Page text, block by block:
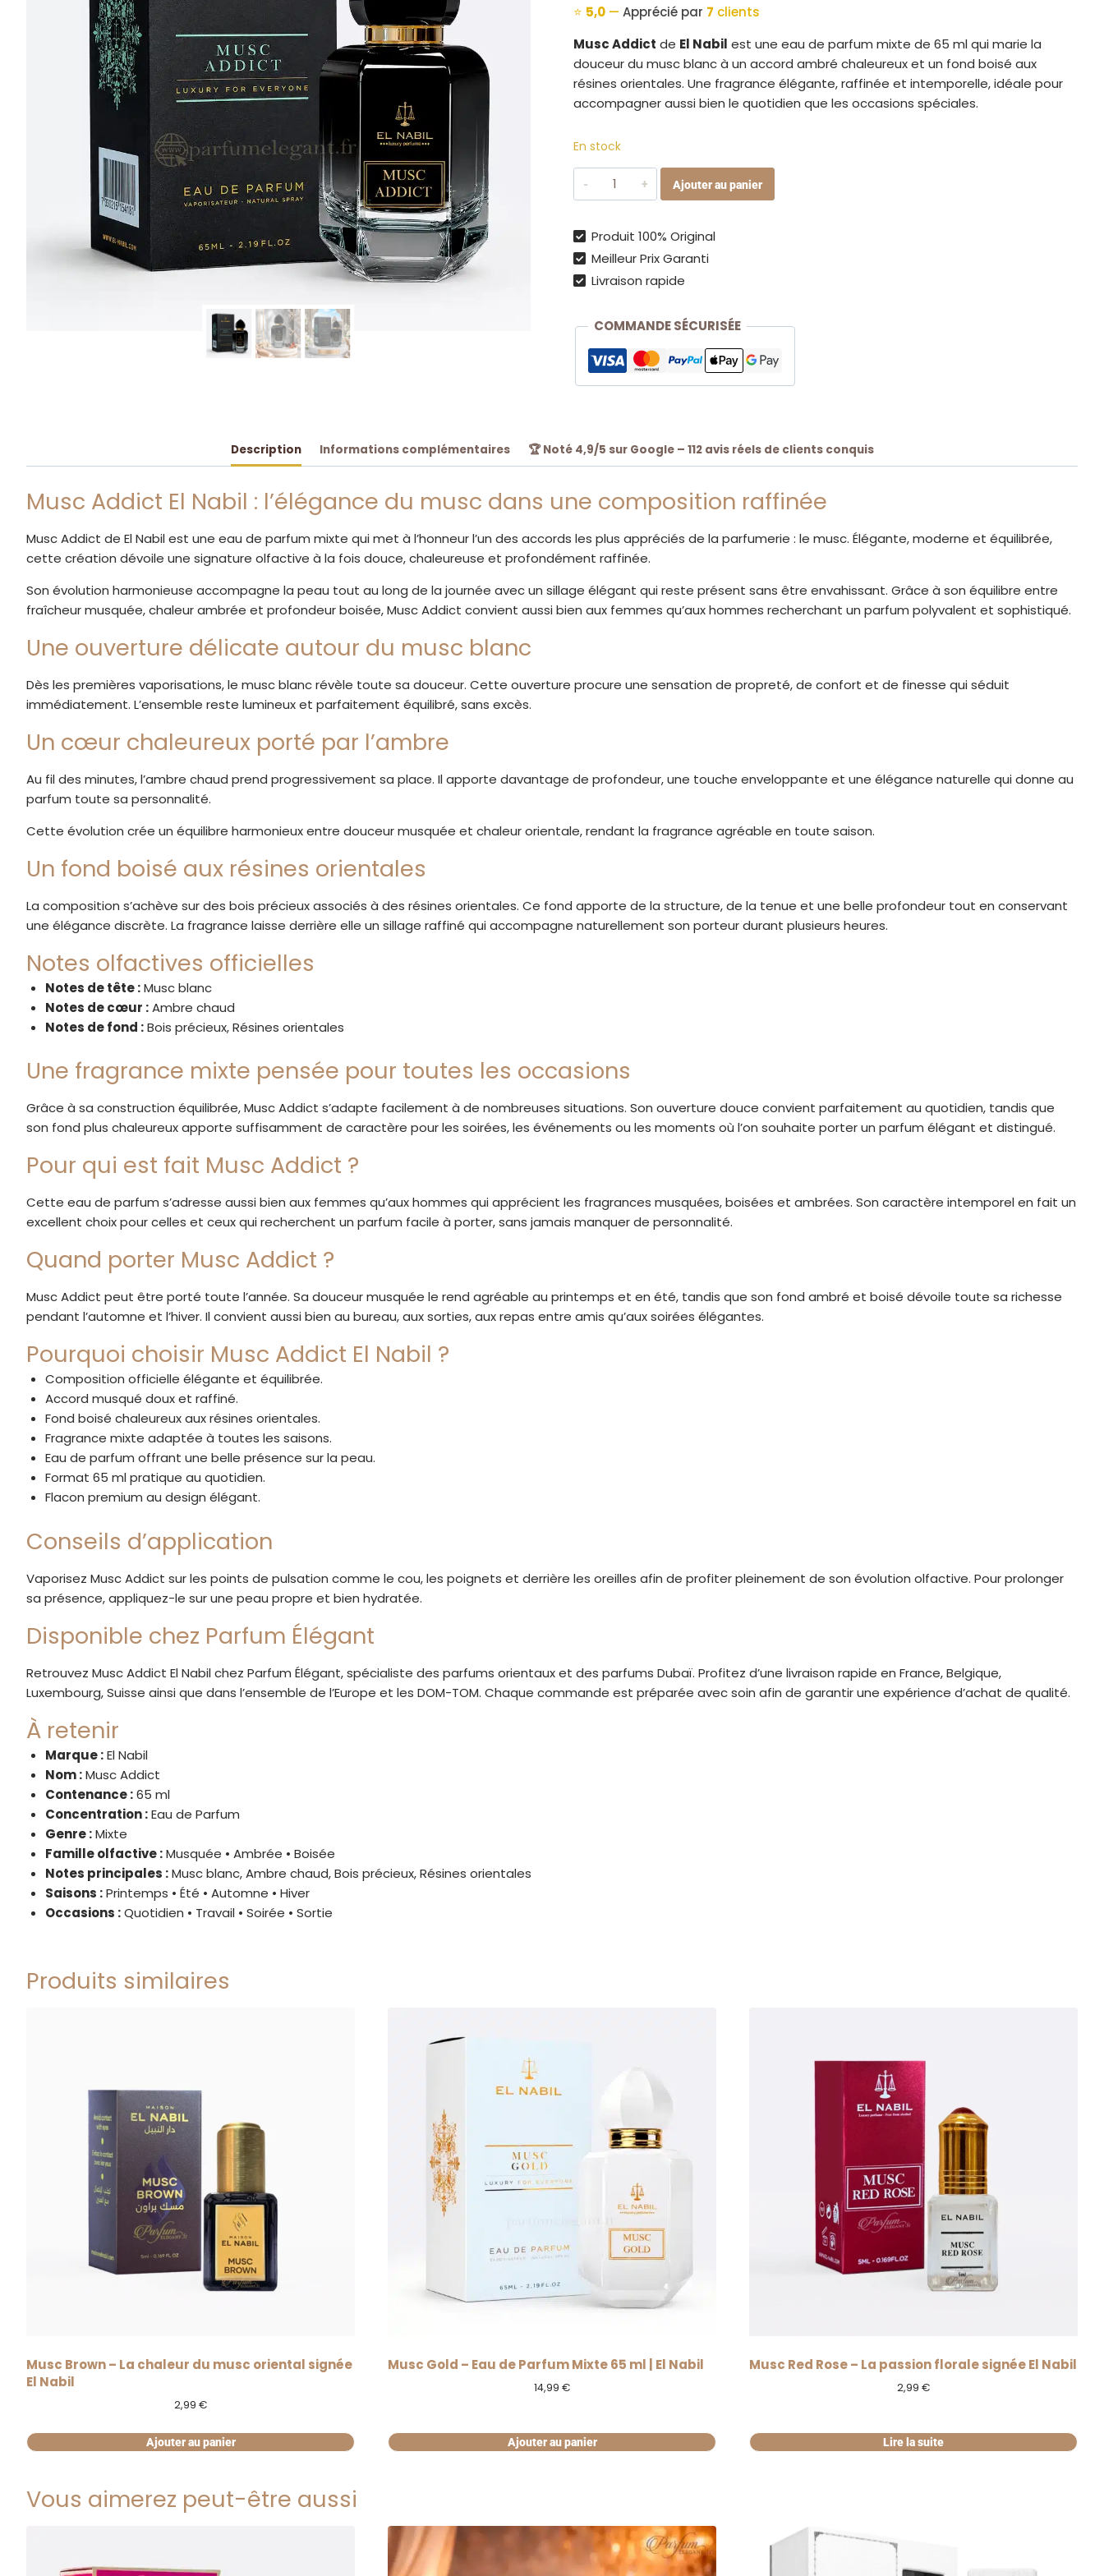
⭐ 5,0— Apprécié par 7 clients
Musc Addict de El Nabil est une eau de parfum mixte de 65 ml qui marie la
douceur du musc blanc à un accord ambré chaleureux et un fond boisé aux
résines orientales. Une fragrance élégante, raffinée et intemporelle, idéale pour
accompagner aussi bien le quotidien que les occasions spéciales.
En stock
quantité
de
Addict
–
Eau
mixte
65
ml
Ajouter au panier
Produit 100% Original
Meilleur Prix Garanti
Livraison rapide
COMMANDE SÉCURISÉE
Description Informations complémentaires 🏆 Noté 4,9/5 sur Google – 112 avis réels de clients conquis
Musc Addict El Nabil : l’élégance du musc dans une composition raffinée
Musc Addict de El Nabil est une eau de parfum mixte qui met à l’honneur l’un des accords les plus appréciés de la parfumerie : le musc. Élégante, moderne et équilibrée,
cette création dévoile une signature olfactive à la fois douce, chaleureuse et profondément raffinée.
Son évolution harmonieuse accompagne la peau tout au long de la journée avec un sillage élégant qui reste présent sans être envahissant. Grâce à son équilibre entre
fraîcheur musquée, chaleur ambrée et profondeur boisée, Musc Addict convient aussi bien aux femmes qu’aux hommes recherchant un parfum polyvalent et sophistiqué.
Une ouverture délicate autour du musc blanc
Dès les premières vaporisations, le musc blanc révèle toute sa douceur. Cette ouverture procure une sensation de propreté, de confort et de finesse qui séduit
immédiatement. L’ensemble reste lumineux et parfaitement équilibré, sans excès.
Un cœur chaleureux porté par l’ambre
Au fil des minutes, l’ambre chaud prend progressivement sa place. Il apporte davantage de profondeur, une touche enveloppante et une élégance naturelle qui donne au
parfum toute sa personnalité.
Cette évolution crée un équilibre harmonieux entre douceur musquée et chaleur orientale, rendant la fragrance agréable en toute saison.
Un fond boisé aux résines orientales
La composition s’achève sur des bois précieux associés à des résines orientales. Ce fond apporte de la structure, de la tenue et une belle profondeur tout en conservant
une élégance discrète. La fragrance laisse derrière elle un sillage raffiné qui accompagne naturellement son porteur durant plusieurs heures.
Notes olfactives officielles
Notes de tête :Musc blanc
Notes de cœur :Ambre chaud
Notes de fond :Bois précieux, Résines orientales
Une fragrance mixte pensée pour toutes les occasions
Grâce à sa construction équilibrée, Musc Addict s’adapte facilement à de nombreuses situations. Son ouverture douce convient parfaitement au quotidien, tandis que
son fond plus chaleureux apporte suffisamment de caractère pour les soirées, les événements ou les moments où l’on souhaite porter un parfum élégant et distingué.
Pour qui est fait Musc Addict ?
Cette eau de parfum s’adresse aussi bien aux femmes qu’aux hommes qui apprécient les fragrances musquées, boisées et ambrées. Son caractère intemporel en fait un
excellent choix pour celles et ceux qui recherchent un parfum facile à porter, sans jamais manquer de personnalité.
Quand porter Musc Addict ?
Musc Addict peut être porté toute l’année. Sa douceur musquée le rend agréable au printemps et en été, tandis que son fond ambré et boisé dévoile toute sa richesse
pendant l’automne et l’hiver. Il convient aussi bien au bureau, aux sorties, aux repas entre amis qu’aux soirées élégantes.
Pourquoi choisir Musc Addict El Nabil ?
Composition officielle élégante et équilibrée.
Accord musqué doux et raffiné.
Fond boisé chaleureux aux résines orientales.
Fragrance mixte adaptée à toutes les saisons.
Eau de parfum offrant une belle présence sur la peau.
Format 65 ml pratique au quotidien.
Flacon premium au design élégant.
Conseils d’application
Vaporisez Musc Addict sur les points de pulsation comme le cou, les poignets et derrière les oreilles afin de profiter pleinement de son évolution olfactive. Pour prolonger
sa présence, appliquez-le sur une peau propre et bien hydratée.
Disponible chez Parfum Élégant
Retrouvez Musc Addict El Nabil chez Parfum Élégant, spécialiste des parfums orientaux et des parfums Dubaï. Profitez d’une livraison rapide en France, Belgique,
Luxembourg, Suisse ainsi que dans l’ensemble de l’Europe et les DOM-TOM. Chaque commande est préparée avec soin afin de garantir une expérience d’achat de qualité.
À retenir
Marque :El Nabil
Nom :Musc Addict
Contenance :65 ml
Concentration :Eau de Parfum
Genre :Mixte
Famille olfactive :Musquée • Ambrée • Boisée
Notes principales :Musc blanc, Ambre chaud, Bois précieux, Résines orientales
Saisons :Printemps • Été • Automne • Hiver
Occasions :Quotidien • Travail • Soirée • Sortie
Produits similaires
Musc Brown – La chaleur du musc oriental signée
El Nabil
2,99 €
Ajouter au panier
Musc Gold – Eau de Parfum Mixte 65 ml | El Nabil
14,99 €
Ajouter au panier
RUPTURE
Musc Red Rose – La passion florale signée El Nabil
2,99 €
Lire la suite
Vous aimerez peut-être aussi